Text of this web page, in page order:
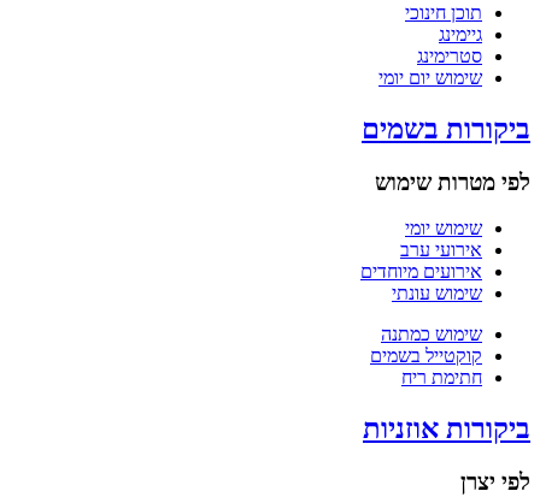
תוכן חינוכי
גיימינג
סטרימינג
שימוש יום יומי
ביקורות בשמים
לפי מטרות שימוש
שימוש יומי
אירועי ערב
אירועים מיוחדים
שימוש עונתי
שימוש כמתנה
קוקטייל בשמים
חתימת ריח
ביקורות אוזניות
לפי יצרן